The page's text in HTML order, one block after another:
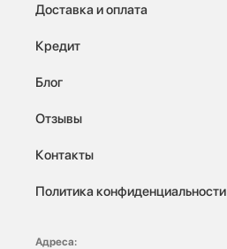
Доставка и оплата
Кредит
Блог
Отзывы
Контакты
Политика конфиденциальности
Адреса: